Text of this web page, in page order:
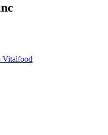
Vitalfood